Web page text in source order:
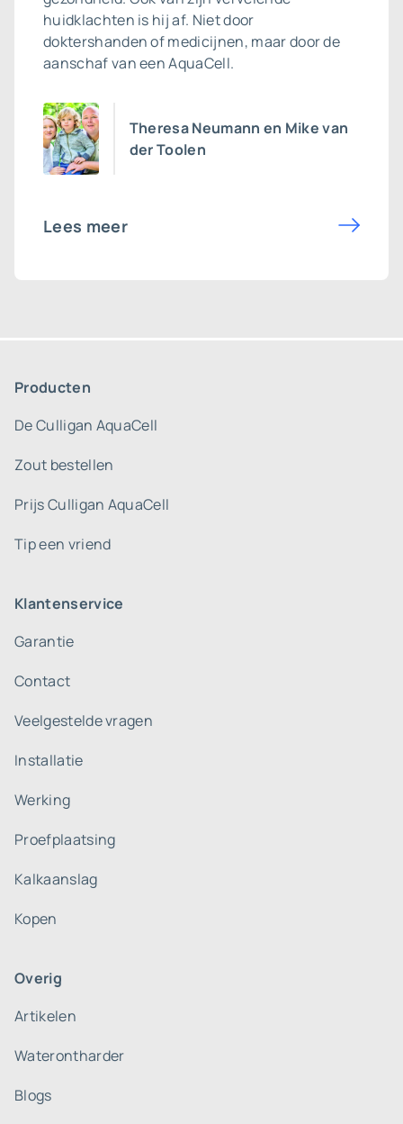
huidklachten is hij af. Niet door
doktershanden of medicijnen, maar door de
aanschaf van een AquaCell.
Theresa Neumann en Mike van
der Toolen
Lees meer
Producten
De Culligan AquaCell
Zout bestellen
Prijs Culligan AquaCell
Tip een vriend
Klantenservice
Garantie
Contact
Veelgestelde vragen
Installatie
Werking
Proefplaatsing
Kalkaanslag
Kopen
Overig
Artikelen
Waterontharder
Blogs